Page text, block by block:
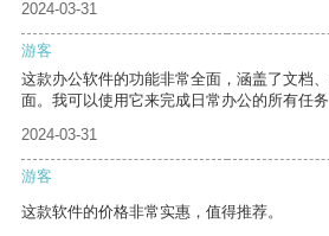
2024-03-31
游客
这款办公软件的功能非常全面，涵盖了文档
面。我可以使用它来完成日常办公的所有任务
2024-03-31
游客
这款软件的价格非常实惠，值得推荐。